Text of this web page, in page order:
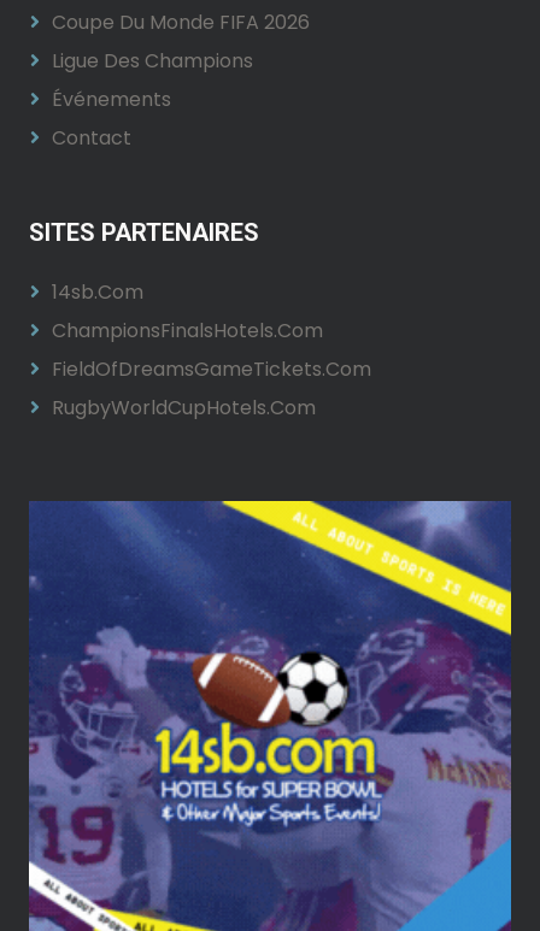
Coupe Du Monde FIFA 2026
Ligue Des Champions
Événements
Contact
SITES PARTENAIRES
14sb.com
ChampionsFinalsHotels.com
FieldOfDreamsGameTickets.com
RugbyWorldCupHotels.com